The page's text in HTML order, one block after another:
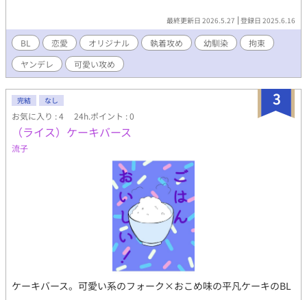
最終更新日 2026.5.27 登録日 2025.6.16
BL 恋愛 オリジナル 執着攻め 幼馴染
拘束
ヤンデレ
可愛い攻め
3
完結 なし
お気に入り : 4 24h.ポイント : 0
（ライス）ケーキバース
流子
ケーキバース。可愛い系のフォーク×おこめ味の平凡ケーキのBL